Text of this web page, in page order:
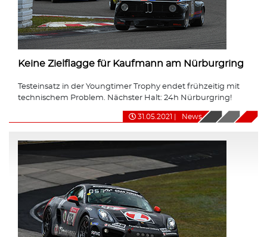
Keine Zielflagge für Kaufmann am Nürburgring
Testeinsatz in der Youngtimer Trophy endet frühzeitig mit
technischem Problem. Nächster Halt: 24h Nürburgring!
31.05.2021 News